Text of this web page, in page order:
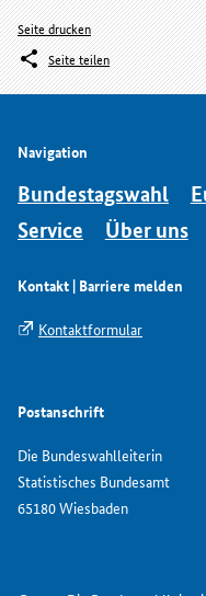
Seite drucken
Seite teilen
Navigation
Bundestagswahl
Service
Über uns
Kontakt | Barriere melden
Kontaktformular
Postanschrift
Die Bundeswahlleiterin
Statistisches Bundesamt
65180 Wiesbaden